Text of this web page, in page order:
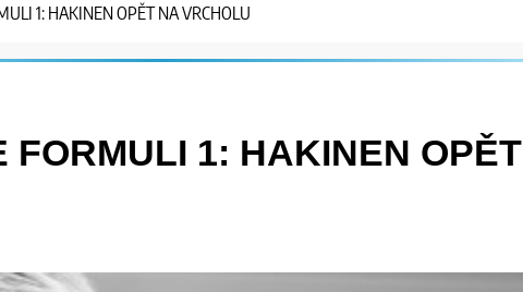
1: HAKINEN OPĚT NA VRCHOLU
FORMULI 1: HAKINEN OPĚT